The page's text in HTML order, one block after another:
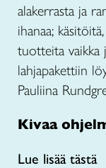
alakerrasta ja
ihanaa;
tuotteita
lahjapakettiin
Pauliina
Kivaa
Lue lisää tästä